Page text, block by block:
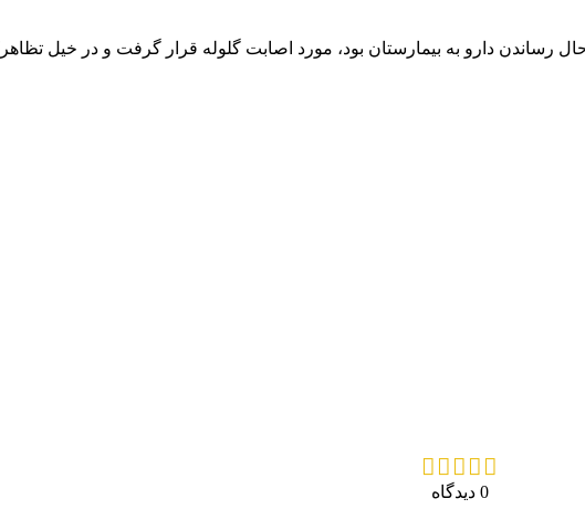
به زخمی های حادثه، در حال رساندن دارو به بیمارستان بود، مورد اصابت گلوله قرار گرفت و در
0 دیدگاه